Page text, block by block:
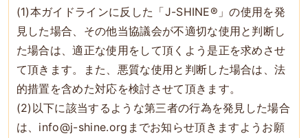
(1)本ガイドラインに反した「J-SHINE®」の使用を発
見した場合、その他当協議会が不適切な使用と判断し
た場合は、適正な使用をして頂くよう是正を求めさせ
て頂きます。また、悪質な使用と判断した場合は、法
的措置を含めた対応を検討させて頂きます。
(2)以下に該当するような第三者の行為を発見した場合
は、info@j-shine.orgまでお知らせ頂きますようお願